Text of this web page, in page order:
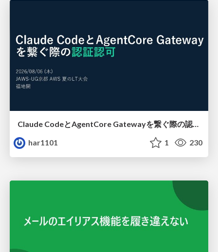
Claude CodeとAgentCore Gatewayを繋ぐ際の認証認可 / Authentication and authorization when connecting Claude Code with AgentCore Gateway
har1101
1 230